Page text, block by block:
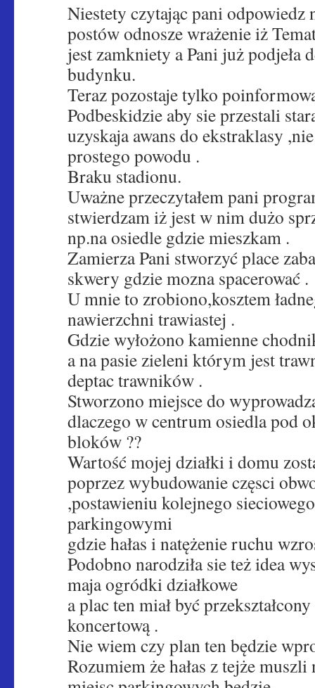
Niestety czytając pani odpowiedz
postów odnosze wrażenie iż
jest zamkniety a Pani już podjeła
budynku.
Teraz pozostaje tylko
Podbeskidzie aby sie przestali
uzyskaja awans do ekstraklasy
prostego powodu .
Braku stadionu.
Uważne przeczytałem pani
stwierdzam iż jest w nim dużo
np.na osiedle gdzie mieszkam .
Zamierza Pani stworzyć place
skwery gdzie mozna spacerować .
U mnie to zrobiono,kosztem
nawierzchni trawiastej .
Gdzie wyłożono kamienne
a na pasie zieleni którym jest
deptac trawników .
Stworzono miejsce do
dlaczego w centrum osiedla pod
bloków ??
Wartość mojej działki i domu
poprzez wybudowanie częsci
,postawieniu kolejnego
parkingowymi
gdzie hałas i natężenie ruchu
Podobno narodziła sie też idea
maja ogródki działkowe
a plac ten miał być
koncertową .
Nie wiem czy plan ten będzie
Rozumiem że hałas z tejże